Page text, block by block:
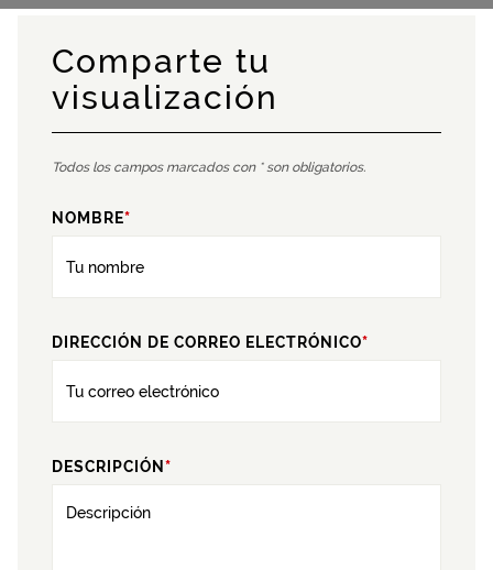
Comparte tu
visualización
Todos los campos marcados con * son obligatorios.
NOMBRE*
DIRECCIÓN DE CORREO ELECTRÓNICO*
DESCRIPCIÓN *